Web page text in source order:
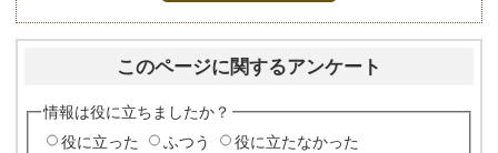
このページに関するアンケート
情報は役に立ちましたか？
役に立った
ふつう 役に立たなかった